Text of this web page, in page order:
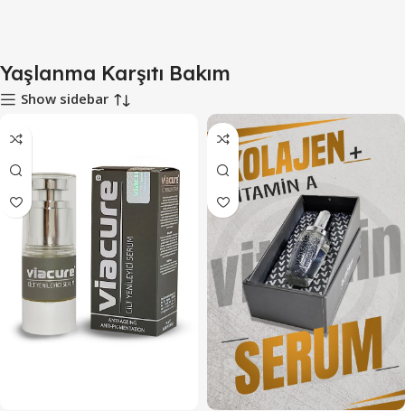
Yaşlanma Karşıtı Bakım
Show sidebar